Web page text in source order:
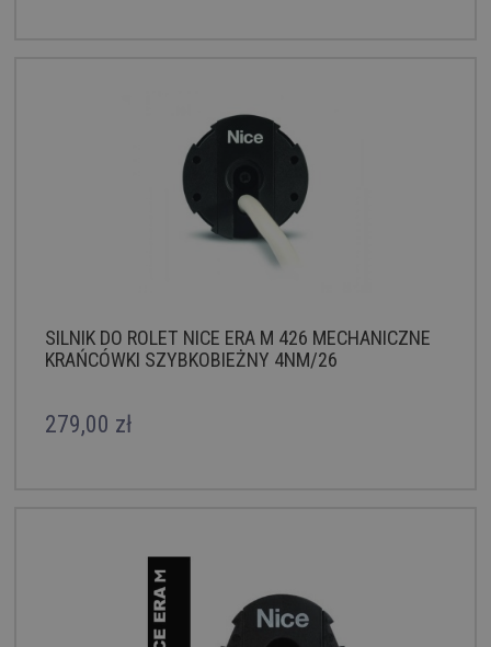
SILNIK DO ROLET NICE ERA M 426 MECHANICZNE
KRAŃCÓWKI SZYBKOBIEŻNY 4NM/26
279,00 zł